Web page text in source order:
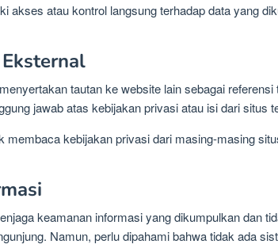
akses atau kontrol langsung terhadap data yang
tautan ke website lain sebagai referensi
jawab atas kebijakan privasi atau isi dari situs
membaca kebijakan privasi dari masing-masing
keamanan informasi yang dikumpulkan dan
Namun, perlu dipahami bahwa tidak ada